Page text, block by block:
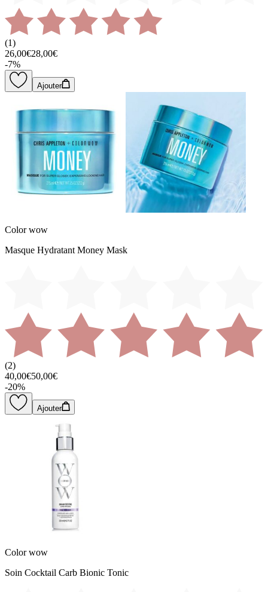
(1)
26,00€28,00€
-7%
Ajouter
Color wow
Masque Hydratant Money Mask
(2)
40,00€50,00€
-20%
Ajouter
Color wow
Soin Cocktail Carb Bionic Tonic